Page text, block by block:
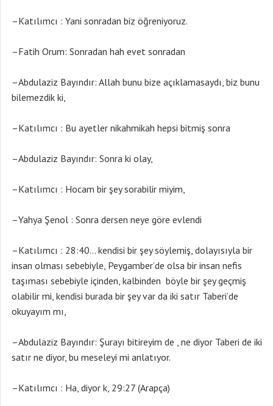
–Katılımcı : Yani sonradan biz öğreniyoruz.
–Fatih Orum: Sonradan hah evet sonradan
–Abdulaziz Bayındır: Allah bunu bize açıklamasaydı, biz bunu
bilemezdik ki,
–Katılımcı : Bu ayetler nikahmikah hepsi bitmiş sonra
–Abdulaziz Bayındır: Sonra ki olay,
–Katılımcı : Hocam bir şey sorabilir miyim,
–Yahya Şenol : Sonra dersen neye göre evlendi
–Katılımcı : 28:40… kendisi bir şey söylemiş, dolayısıyla bir
insan olması sebebiyle, Peygamber’de olsa bir insan nefis
taşıması sebebiyle içinden, kalbinden böyle bir şey geçmiş
olabilir mi, kendisi burada bir şey var da iki satır Taberi’de
okuyayım mı,
–Abdulaziz Bayındır: Şurayı bitireyim de , ne diyor Taberi de iki
satır ne diyor, bu meseleyi mi anlatıyor.
–Katılımcı : Ha, diyor k, 29:27 (Arapça)